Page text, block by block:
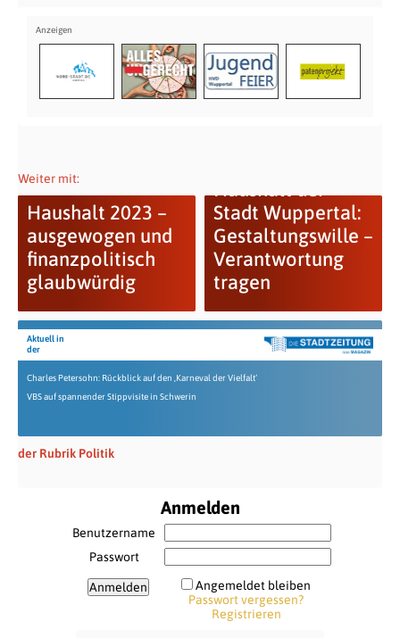
Weiter mit:
Haushalt 2023 –
ausgewogen und
finanzpolitisch
glaubwürdig
Haushalt der
Stadt Wuppertal:
Gestaltungswille –
Verantwortung
tragen
Aktuell in
der
Charles Petersohn: Rückblick auf den ‚Karneval der Vielfalt‘
VBS auf spannender Stippvisite in Schwerin
der Rubrik Politik
Anmelden
Benutzername
Passwort
Angemeldet bleiben
Passwort vergessen?
Registrieren